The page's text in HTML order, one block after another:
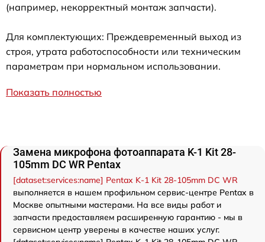
(например, некорректный монтаж запчасти).
Для комплектующих: Преждевременный выход из
строя, утрата работоспособности или техническим
параметрам при нормальном использовании.
Показать полностью
Замена микрофона фотоаппарата K-1 Kit 28-
105mm DC WR Pentax
[dataset:services:name] Pentax K-1 Kit 28-105mm DC WR
выполняется в нашем профильном сервис-центре Pentax в
Москве опытными мастерами. На все виды работ и
запчасти предоставляем расширенную гарантию - мы в
сервисном центр уверены в качестве наших услуг.